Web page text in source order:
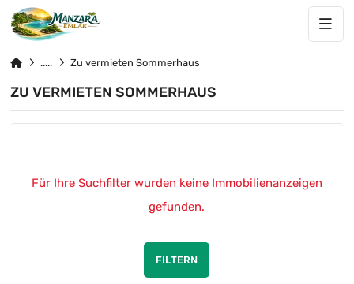
Zu vermieten Sommerhaus
ZU VERMIETEN SOMMERHAUS
Für Ihre Suchfilter wurden keine Immobilienanzeigen
gefunden.
FILTERN